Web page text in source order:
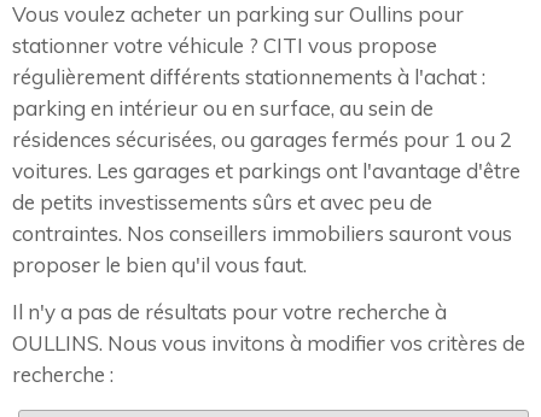
Vous voulez acheter un parking sur Oullins pour
stationner votre véhicule ? CITI vous propose
régulièrement différents stationnements à l'achat :
parking en intérieur ou en surface, au sein de
résidences sécurisées, ou garages fermés pour 1 ou 2
voitures. Les garages et parkings ont l'avantage d'être
de petits investissements sûrs et avec peu de
contraintes. Nos conseillers immobiliers sauront vous
proposer le bien qu'il vous faut.
Il n'y a pas de résultats pour votre recherche à
OULLINS. Nous vous invitons à modifier vos critères de
recherche :